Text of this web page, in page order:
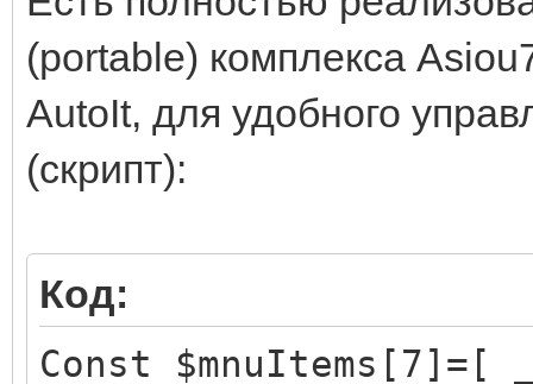
(portable) комплекса
AutoIt, для удобного
(скрипт):
Код:
Const $mnuItems[7]=[